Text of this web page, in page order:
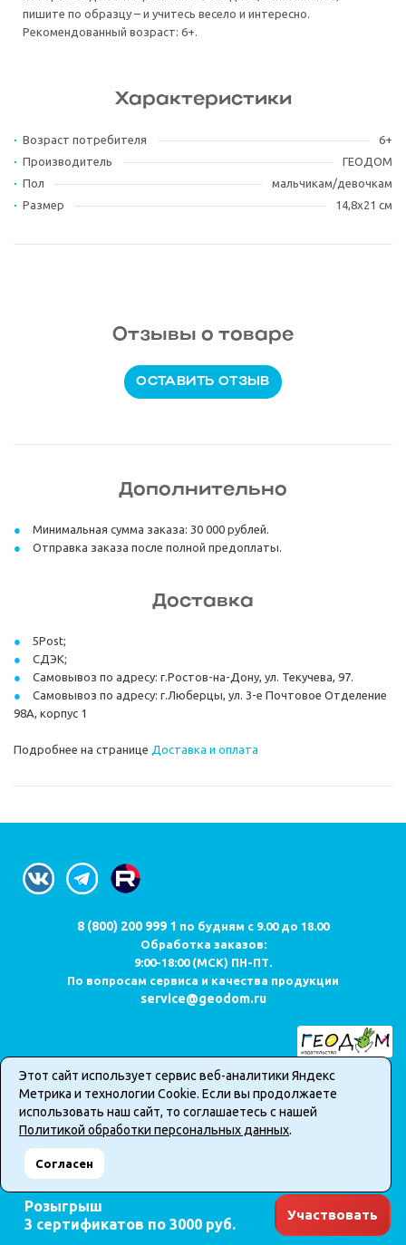
Розыгрыш
3 сертификатов по 3000 руб.
Участвовать
пишите по образцу – и учитесь весело и интересно.
Рекомендованный возраст: 6+.
Характеристики
Возраст потребителя
6+
Производитель
ГЕОДОМ
Пол
мальчикам/девочкам
Размер
14,8х21 см
Отзывы о товаре
ОСТАВИТЬ ОТЗЫВ
Дополнительно
Минимальная сумма заказа: 30 000 рублей.
Отправка заказа после полной предоплаты.
Доставка
5Post;
СДЭК;
Самовывоз по адресу: г.Ростов-на-Дону, ул. Текучева, 97.
Самовывоз по адресу: г.Люберцы, ул. 3-е Почтовое Отделение
98А, корпус 1
Подробнее на странице Доставка и оплата
8 (800) 200 999 1 по будням с 9.00 до 18.00
Обработка заказов:
9:00-18:00 (МСК) ПН-ПТ.
По вопросам сервиса и качества продукции
service@geodom.ru
Карта сайта
Публичная оферта о продаже товаров в интернет-магазине
Политика обработки персональных данных
2026 © Все права защищены. Информация сайта защищена
законом об авторских правах.
Этот сайт использует сервис веб-аналитики Яндекс
Метрика и технологии Cookie. Если вы продолжаете
использовать наш сайт, то соглашаетесь с нашей
Политикой обработки персональных данных.
Согласен